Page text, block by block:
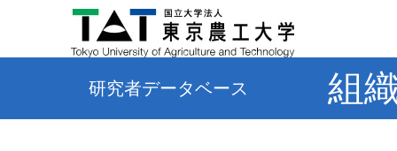
研究者データベース 組